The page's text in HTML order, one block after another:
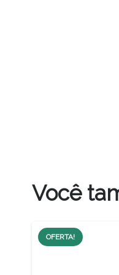
Você
OFERTA!